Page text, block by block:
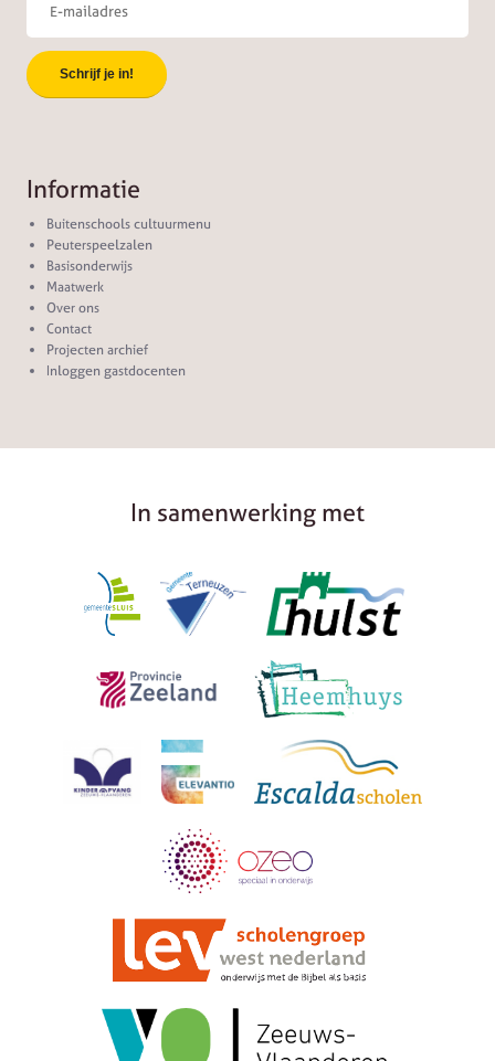
Informatie
Buitenschools cultuurmenu
Peuterspeelzalen
Basisonderwijs
Maatwerk
Over ons
Contact
Projecten archief
Inloggen gastdocenten
In samenwerking met